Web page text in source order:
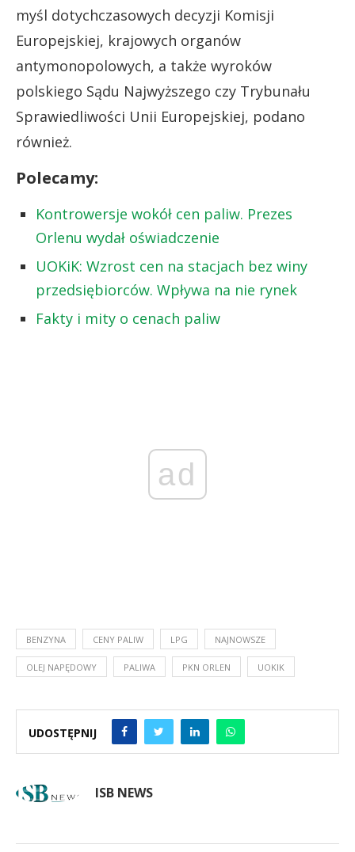
myśl dotychczasowych decyzji Komisji
Europejskiej, krajowych organów
antymonopolowych, a także wyroków
polskiego Sądu Najwyższego czy Trybunału
Sprawiedliwości Unii Europejskiej, podano
również.
Polecamy:
Kontrowersje wokół cen paliw. Prezes
Orlenu wydał oświadczenie
UOKiK: Wzrost cen na stacjach bez winy
przedsiębiorców. Wpływa na nie rynek
Fakty i mity o cenach paliw
ad
BENZYNA CENY PALIW LPG NAJNOWSZE
OLEJ NAPĘDOWY PALIWA PKN ORLEN UOKIK
UDOSTĘPNIJ
ISB NEWS